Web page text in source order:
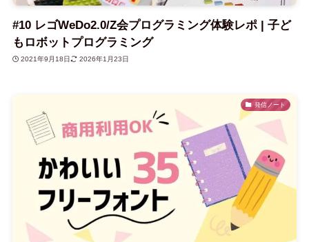
#10 レゴWeDo2.0/Z会プログラミング体験レポ | 子ど
もロボットプログラミング
2021年9月18日 2026年1月23日
発信ノート